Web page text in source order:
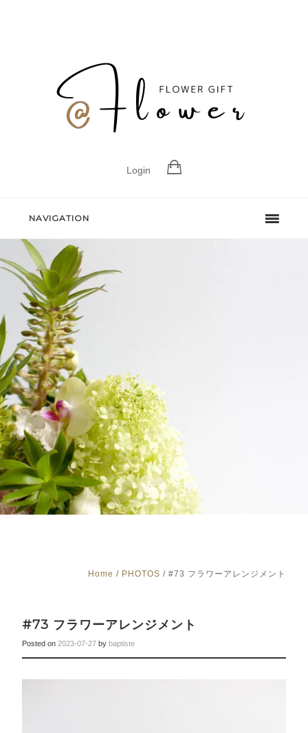
Login
NAVIGATION
Home / PHOTOS / #73 フラワーアレンジメント
#73 フラワーアレンジメント
Posted on2023-07-27 bybaptiste